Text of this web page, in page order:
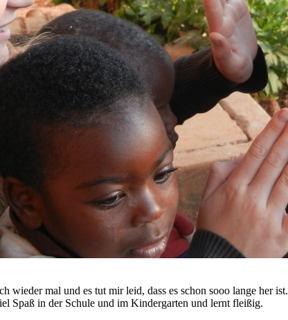
wieder mal und es tut mir leid, dass es schon sooo lange her ist.
Spaß in der Schule und im Kindergarten und lernt fleißig.